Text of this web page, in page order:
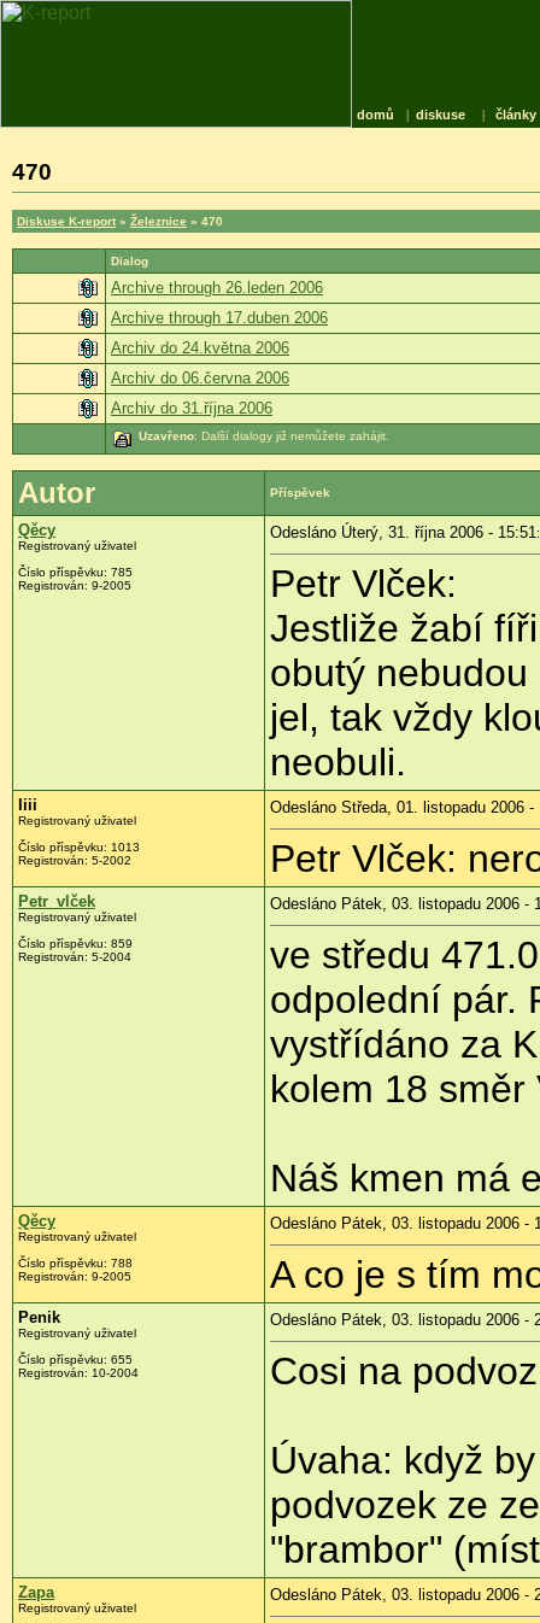
domů | diskuse | články
470
Diskuse K-report » Železnice » 470
Dialog
Archive through 26.leden 2006
Archive through 17.duben 2006
Archiv do 24.května 2006
Archiv do 06.června 2006
Archiv do 31.října 2006
Uzavřeno: Další dialogy již nemůžete zahájit.
Autor Příspěvek
Qěcy
Registrovaný uživatel
Číslo příspěvku: 785
Registrován: 9-2005
Odesláno Úterý, 31. října 2006 - 15:51
Petr Vlček:
Jestliže žabí
obutý
jel, tak vždy
neobuli.
Iiii
Registrovaný uživatel
Číslo příspěvku: 1013
Registrován: 5-2002
Odesláno Středa, 01. listopadu 2006 -
Petr Vlček:
Petr_vlček
Registrovaný uživatel
Číslo příspěvku: 859
Registrován: 5-2004
Odesláno Pátek, 03. listopadu 2006 -
ve středu
odpolední pár.
vystřídáno za
kolem 18 směr
Náš kmen má
Qěcy
Registrovaný uživatel
Číslo příspěvku: 788
Registrován: 9-2005
Odesláno Pátek, 03. listopadu 2006 -
A co je s tím
Penik
Registrovaný uživatel
Číslo příspěvku: 655
Registrován: 10-2004
Odesláno Pátek, 03. listopadu 2006 -
Cosi na
Úvaha: když
podvozek ze
"brambor"
Zapa
Registrovaný uživatel
Odesláno Pátek, 03. listopadu 2006 -